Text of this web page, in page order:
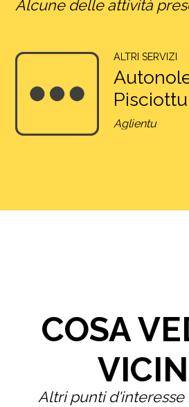
Alcune delle attività
ALTRI SERVIZI
Aglientu
COSA
Altri punti